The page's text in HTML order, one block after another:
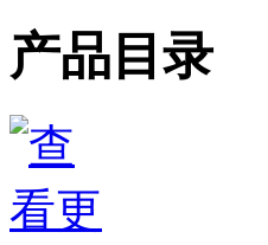
产品目录